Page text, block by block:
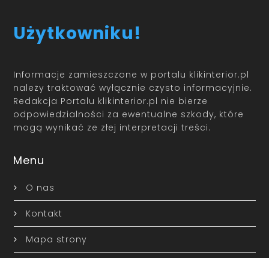
Użytkowniku!
Informacje zamieszczone w portalu klikinterior.pl
należy traktować wyłącznie czysto informacyjnie.
Redakcja Portalu klikinterior.pl nie bierze
odpowiedzialności za ewentualne szkody, które
mogą wynikać ze złej interpretacji treści.
Menu
O nas
Kontakt
Mapa strony